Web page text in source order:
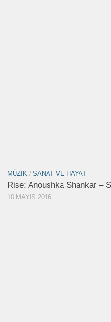
MÜZIK / SANAT VE HAYAT
Rise: Anoushka Shankar –
10 MAYIS 2016